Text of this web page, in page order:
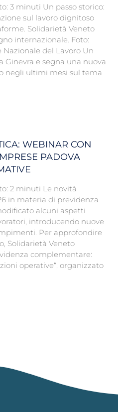
3 minuti Un passo storico:
sul lavoro dignitoso
Solidarietà Veneto
internazionale. Foto:
del Lavoro Un
Ginevra e segna una nuova
negli ultimi mesi sul tema
WEBINAR CON
PADOVA
2 minuti Le novità
in materia di previdenza
alcuni aspetti
introducendo nuove
Per approfondire
Solidarietà Veneto
complementare:
operative“, organizzato